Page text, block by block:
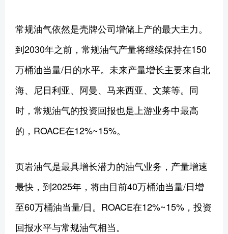
常规油气依然是壳牌公司增储上产的最大主力。
到2030年之前，常规油气产量将继续保持在150
万桶油当量/日的水平。未来产量增长主要来自北
海、尼日利亚、阿曼、马来西亚、文莱等。同
时，常规油气的投资回报也是上游业务中最高
的，ROACE在12%~15%。
页岩油气是最具增长潜力的油气业务，产量增速
最快，到2025年，将由目前40万桶油当量/日增
至60万桶油当量/日。ROACE在12%~15%，投资
回报水平与常规油气相当。